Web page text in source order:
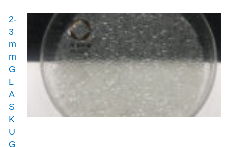
2-
3
m
m
G
L
A
S
K
U
G